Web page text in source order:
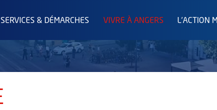
SERVICES & DÉMARCHES VIVRE À ANGERS L'ACTION